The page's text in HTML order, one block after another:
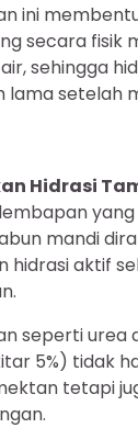
ini
secara fisik
sehingga
lama setelah
Hidrasi
yang
mandi
hidrasi aktif
seperti urea
5%) tidak
tetapi